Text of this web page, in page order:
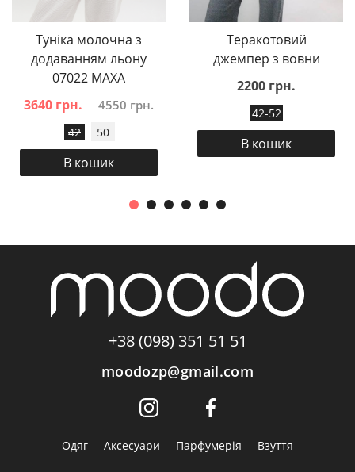
Туніка молочна з
додаванням льону
07022 MAXA
3640 грн.
4550 грн.
42 50
В кошик
Теракотовий
джемпер з вовни
2200 грн.
42-52
В кошик
+38 (098) 351 51 51
moodozp@gmail.com
Одяг Аксесуари Парфумерія Взуття